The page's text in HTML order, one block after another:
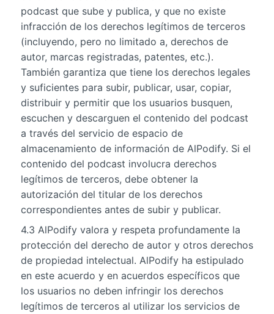
podcast que sube y publica, y que no existe
infracción de los derechos legítimos de terceros
(incluyendo, pero no limitado a, derechos de
autor, marcas registradas, patentes, etc.).
También garantiza que tiene los derechos legales
y suficientes para subir, publicar, usar, copiar,
distribuir y permitir que los usuarios busquen,
escuchen y descarguen el contenido del podcast
a través del servicio de espacio de
almacenamiento de información de AlPodify. Si el
contenido del podcast involucra derechos
legítimos de terceros, debe obtener la
autorización del titular de los derechos
correspondientes antes de subir y publicar.
4.3 AlPodify valora y respeta profundamente la
protección del derecho de autor y otros derechos
de propiedad intelectual. AlPodify ha estipulado
en este acuerdo y en acuerdos específicos que
los usuarios no deben infringir los derechos
legítimos de terceros al utilizar los servicios de